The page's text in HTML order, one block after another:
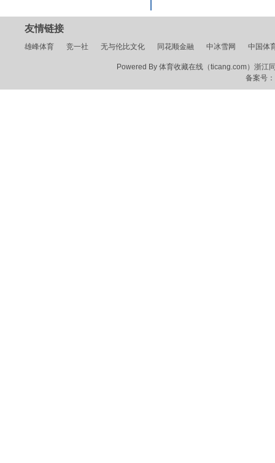
友情链接
雄峰体育 竞一社 无与伦比文化 同花顺金融 中冰雪网 中国体
Powered By 体育收藏在线（ticang.com）浙江
备案号：